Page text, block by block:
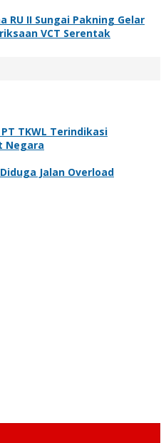
RU II Sungai Pakning Gelar
VCT Serentak
TKWL Terindikasi
Negara
Jalan Overload